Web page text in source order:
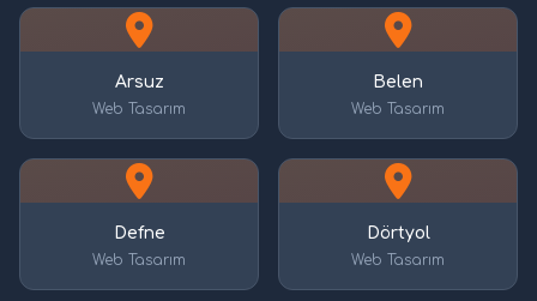
Arsuz
Web Tasarım
Belen
Web Tasarım
Defne
Web Tasarım
Dörtyol
Web Tasarım